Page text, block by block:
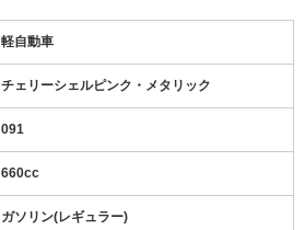
軽自動車
チェリーシェルピンク・メタリック
091
660cc
ガソリン(レギュラー)